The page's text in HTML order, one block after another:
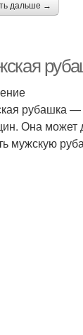
дальше →
рубашка —
Она может
мужскую